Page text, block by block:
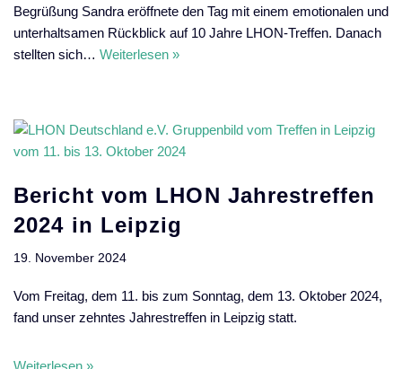
Begrüßung Sandra eröffnete den Tag mit einem emotionalen und
unterhaltsamen Rückblick auf 10 Jahre LHON-Treffen. Danach
stellten sich… Weiterlesen »
Bericht vom LHON Jahrestreffen
2024 in Leipzig
19. November 2024
Vom Freitag, dem 11. bis zum Sonntag, dem 13. Oktober 2024,
fand unser zehntes Jahrestreffen in Leipzig statt.
Weiterlesen »